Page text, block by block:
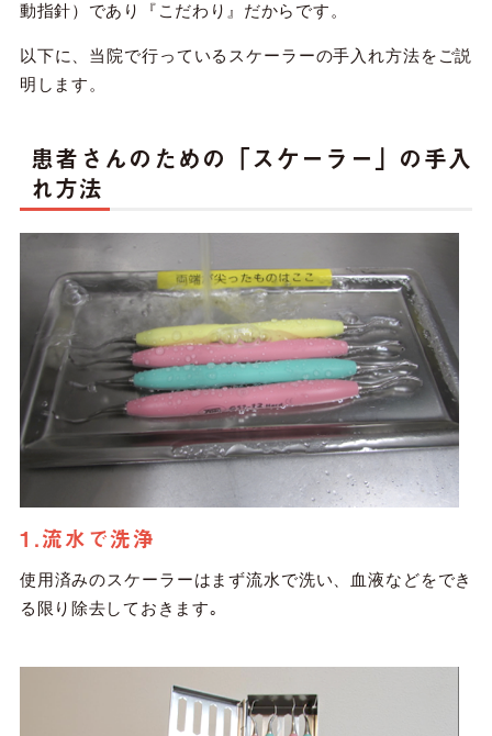
動指針）であり『こだわり』だからです。
以下に、当院で行っているスケーラーの手入れ方法をご説
明します。
患者さんのための「スケーラー」の手入
れ方法
1.流水で洗浄
使用済みのスケーラーはまず流水で洗い、血液などをでき
る限り除去しておきます｡